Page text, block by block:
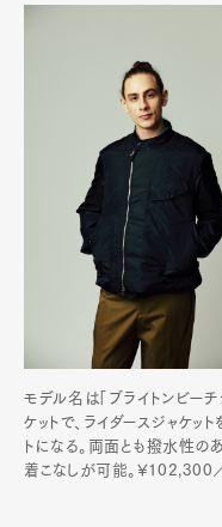
モデル名は「ブライトンビー
ケットで、ライダースジャケッ
トになる。両面とも撥水性の
着こなしが可能。¥102,300